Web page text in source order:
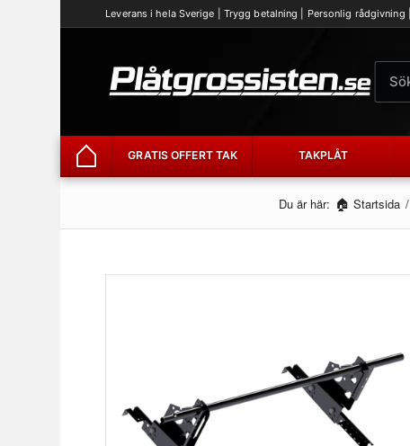
Leverans i hela Sverige | Trygg betalning | Personlig rådgivning |
Hem
GRATIS OFFERT TAK TAKPLÅT
Du är här: Startsida /